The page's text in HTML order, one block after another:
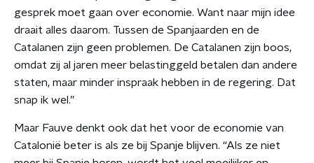
gesprek moet gaan over economie. Want naar mijn idee
draait alles daarom. Tussen de Spanjaarden en de
Catalanen zijn geen problemen. De Catalanen zijn boos,
omdat zij al jaren meer belastinggeld betalen dan andere
staten, maar minder inspraak hebben in de regering. Dat
snap ik wel.”
Maar Fauve denkt ook dat het voor de economie van
Catalonië beter is als ze bij Spanje blijven. “Als ze niet